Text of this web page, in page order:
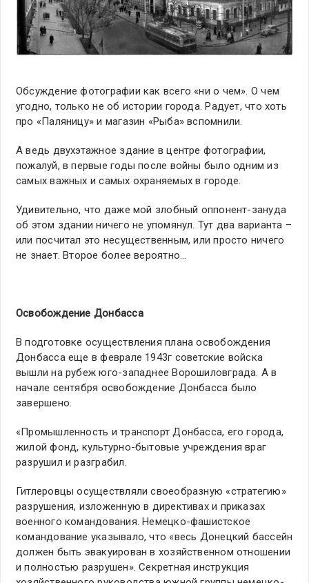
Обсуждение фотографии как всего «ни о чем». О чем
угодно, только не об истории города. Радует, что хоть
про «Паляницу» и магазин «Рыба» вспомнили.
А ведь двухэтажное здание в центре фотографии,
пожалуй, в первые годы после войны было одним из
самых важных и самых охраняемых в городе.
Удивительно, что даже мой злобный оппонент-зануда
об этом здании ничего не упомянул. Тут два варианта –
или посчитал это несущественным, или просто ничего
не знает. Второе более вероятно…
Освобождение Донбасса
В подготовке осуществления плана освобождения
Донбасса еще в феврале 1943г советские войска
вышли на рубеж юго-западнее Ворошиловграда. А в
начале сентября освобождение Донбасса было
завершено.
«Промышленность и транспорт Донбасса, его города,
жилой фонд, культурно-бытовые учреждения враг
разрушил и разграбил.
Гитлеровцы осуществляли своеобразную «стратегию»
разрушения, изложенную в директивах и приказах
военного командования. Немецко-фашистское
командование указывало, что «весь Донецкий бассейн
должен быть эвакуирован в хозяйственном отношении
и полностью разрушен». Секретная инструкция